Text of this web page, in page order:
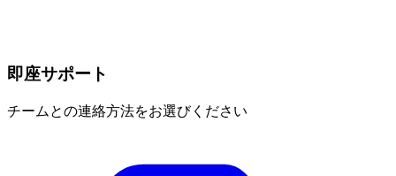
即座サポート
チームとの連絡方法をお選びください